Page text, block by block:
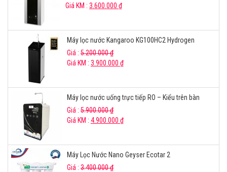
Giá KM : 3.600.000 ₫
Máy lọc nước Kangaroo KG100HC2 Hydrogen
Giá : 5.200.000₫
Giá KM : 3.900.000 ₫
Máy lọc nước uống trực tiếp RO – Kiểu trên bàn
Giá : 5.900.000₫
Giá KM : 4.900.000 ₫
Máy Lọc Nước Nano Geyser Ecotar 2
Giá : 3.400.000₫